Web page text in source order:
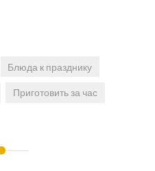
Блюда к празднику
Приготовить за час